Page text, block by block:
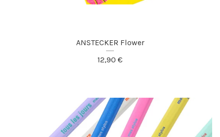
ANSTECKER Flower
12,90 €